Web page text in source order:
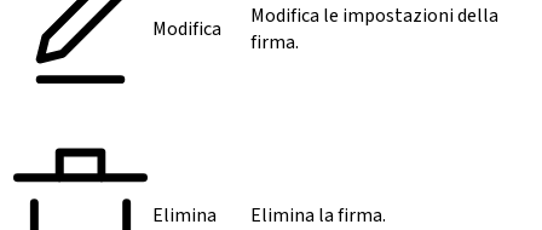
Modifica
Modifica le impostazioni della
firma.
Elimina Elimina la firma.